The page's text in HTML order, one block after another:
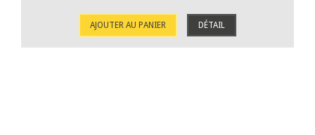
AJOUTER AU PANIER DÉTAIL